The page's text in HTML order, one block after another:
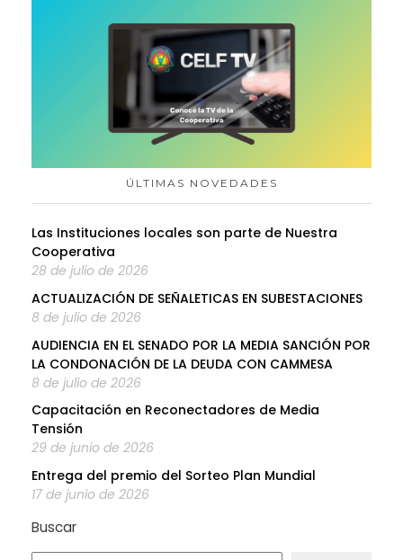
ÚLTIMAS NOVEDADES
Las Instituciones locales son parte de Nuestra
Cooperativa
28 de julio de 2026
ACTUALIZACIÓN DE SEÑALETICAS EN SUBESTACIONES
8 de julio de 2026
AUDIENCIA EN EL SENADO POR LA MEDIA SANCIÓN POR
LA CONDONACIÓN DE LA DEUDA CON CAMMESA
8 de julio de 2026
Capacitación en Reconectadores de Media
Tensión
29 de junio de 2026
Entrega del premio del Sorteo Plan Mundial
17 de junio de 2026
Buscar